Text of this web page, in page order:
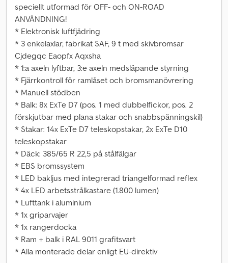
speciellt utformad för OFF- och ON-ROAD
ANVÄNDNING!
* Elektronisk luftfjädring
* 3 enkelaxlar, fabrikat SAF, 9 t med skivbromsar
Cjdegqc Eaopfx Aqxsha
* 1:a axeln lyftbar, 3:e axeln medsläpande styrning
* Fjärrkontroll för ramlåset och bromsmanövrering
* Manuell stödben
* Balk: 8x ExTe D7 (pos. 1 med dubbelfickor, pos. 2
förskjutbar med plana stakar och snabbspänningskil)
* Stakar: 14x ExTe D7 teleskopstakar, 2x ExTe D10
teleskopstakar
* Däck: 385/65 R 22,5 på stålfälgar
* EBS bromssystem
* LED bakljus med integrerad triangelformad reflex
* 4x LED arbetsstrålkastare (1.800 lumen)
* Lufttank i aluminium
* 1x griparvajer
* 1x rangerdocka
* Ram + balk i RAL 9011 grafitsvart
* Alla monterade delar enligt EU-direktiv